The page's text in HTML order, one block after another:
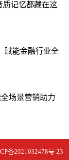
质记忆都藏在这
赋能金融行业全
场景营销助力
备2021032478号-23